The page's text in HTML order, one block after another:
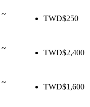
~
TWD$250
~
TWD$2,400
~
TWD$1,600